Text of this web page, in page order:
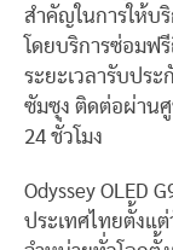
สำคัญในการให้บ
โดยบริการซ่อมฟ
ระยะเวลารับปร
ซัมซุง ติดต่อผ่าน
24 ชั่วโมง
Odyssey OLED
ประเทศไทยตั้งแต่